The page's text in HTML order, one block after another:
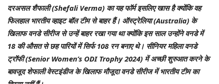
दरअसल शैफाली (Shefali Verma) का यह फॉर्म इसलिए खास है क्योंकि वह
फिलहाल भारतीय व्हाइट बॉल टीम से बाहर हैं। ऑस्ट्रेलिया (Australia) के
खिलाफ वनडे सीरीज से उन्हें बाहर रखा गया था क्योंकि इस साल उन्होंने वनडे में
18 की औसत से छह पारियों में सिर्फ 108 रन बनाए थे। सीनियर महिला वनडे
ट्रॉफी (Senior Women’s ODI Trophy 2024) में अच्छी शुरुआत करने के
बावजूद शेफाली वेस्टइंडीज के खिलाफ मौजूदा वनडे सीरीज में भारतीय टीम का